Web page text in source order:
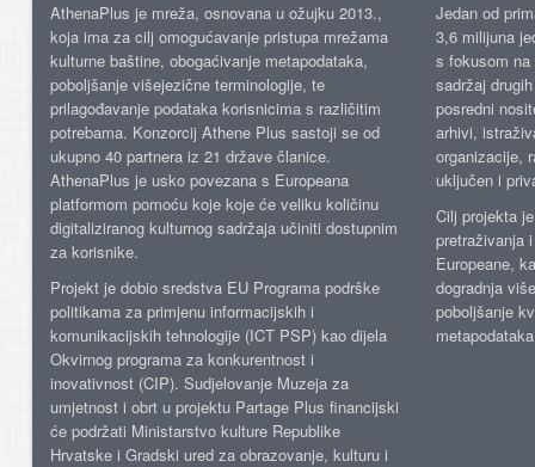
AthenaPlus je mreža, osnovana u ožujku 2013.,
koja ima za cilj omogućavanje pristupa mrežama
kulturne baštine, obogaćivanje metapodataka,
poboljšanje višejezične terminologije, te
prilagođavanje podataka korisnicima s različitim
potrebama. Konzorcij Athene Plus sastoji se od
ukupno 40 partnera iz 21 države članice.
AthenaPlus je usko povezana s Europeana
platformom pomoću koje koje će veliku količinu
digitaliziranog kulturnog sadržaja učiniti dostupnim
za korisnike.
Projekt je dobio sredstva EU Programa podrške
politikama za primjenu informacijskih i
komunikacijskih tehnologije (ICT PSP) kao dijela
Okvirnog programa za konkurentnost i
inovativnost (CIP). Sudjelovanje Muzeja za
umjetnost i obrt u projektu Partage Plus financijski
će podržati Ministarstvo kulture Republike
Hrvatske i Gradski ured za obrazovanje, kulturu i
Jedan od
3,6 milijuna
s fokusom
sadržaj
posredni
arhivi,
organizacije,
uključen i
Cilj projekta
pretraživanja
Europeane,
dogradnja
poboljšanje